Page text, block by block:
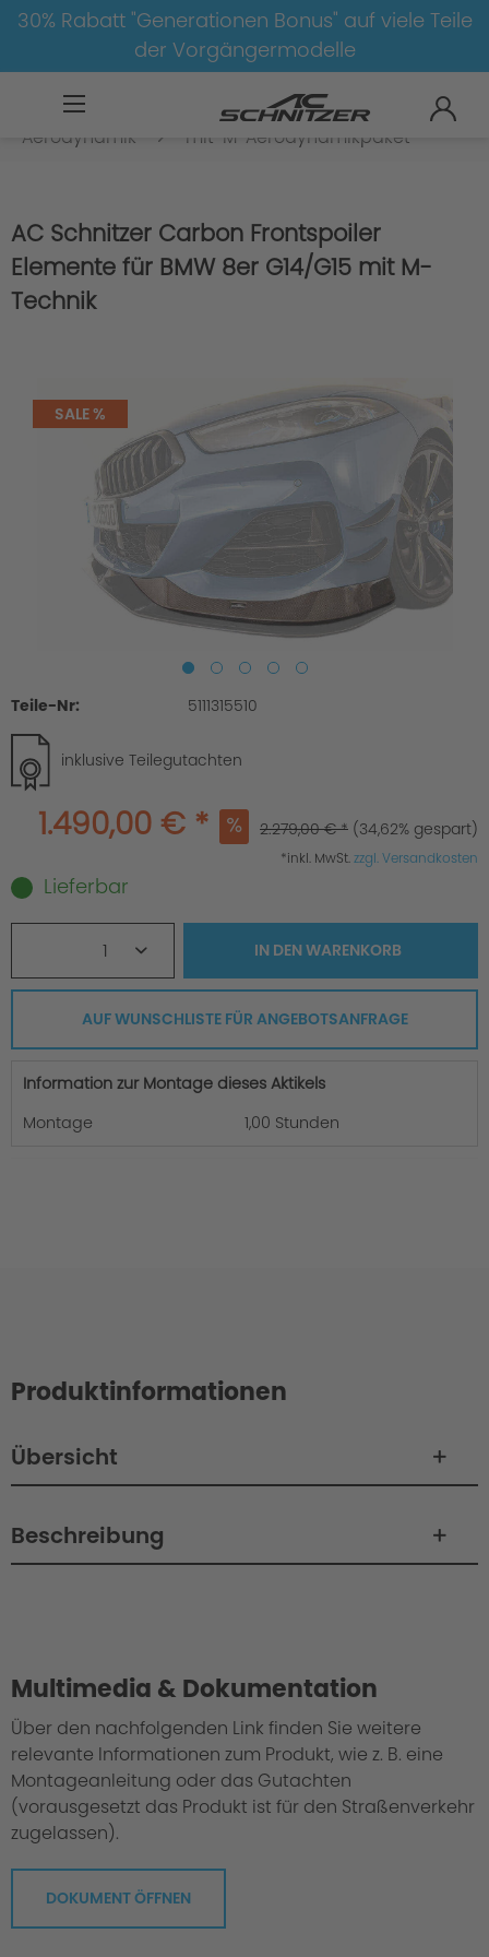
30% Rabatt "Generationen Bonus" auf viele Teile
der Vorgängermodelle
8er-G14/G15
Aerodynamik
mit-M-Aerodynamikpaket
AC Schnitzer Carbon Frontspoiler
Elemente für BMW 8er G14/G15 mit M-
Technik
SALE %
Teile-Nr: 5111315510
inklusive Teilegutachten
1.490,00 € * 2.279,00 € * (34,62% gespart)
*inkl. MwSt.zzgl. Versandkosten
Lieferbar
1 IN DENWARENKORB
AUF WUNSCHLISTE FÜR ANGEBOTSANFRAGE
Information zur Montage dieses Aktikels
Montage
1,00 Stunden
Produktinformationen
Übersicht
Beschreibung
Multimedia & Dokumentation
Über den nachfolgenden Link finden Sie weitere
relevante Informationen zum Produkt, wie z. B. eine
Montageanleitung oder das Gutachten
(vorausgesetzt das Produkt ist für den Straßenverkehr
zugelassen).
DOKUMENT ÖFFNEN